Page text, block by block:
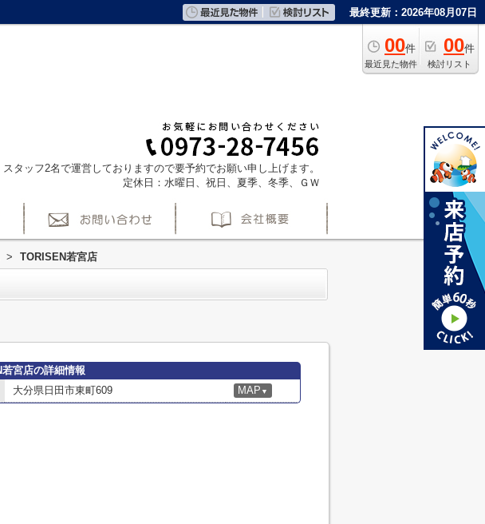
最終更新：2026年08月07日
00件
最近見た物件
00件
検討リスト
ッフ2名で運営しておりますので要予約でお願い申し上げます。
定休日：水曜日、祝日、夏季、冬季、ＧＷ
> TORISEN若宮店
宮店の詳細情報
大分県日田市東町609 MAP ▼